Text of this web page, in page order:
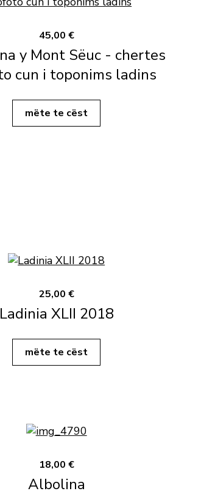
45,00 €
y Mont Sëuc - chertes
cun i toponims ladins
mëte te cëst
25,00 €
Ladinia XLII 2018
mëte te cëst
18,00 €
Albolina